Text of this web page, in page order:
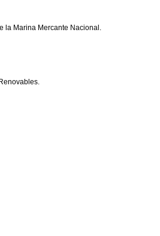
la Marina Mercante Nacional.